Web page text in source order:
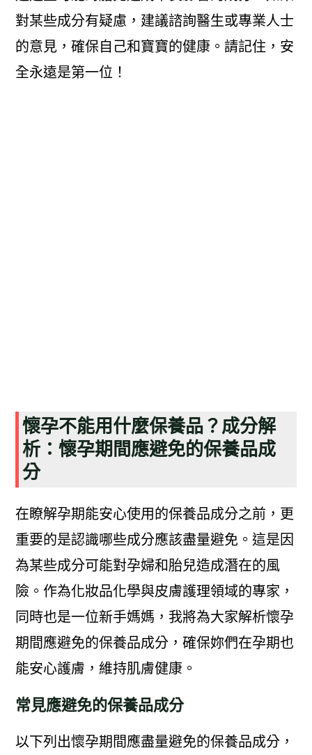
對某些成分有疑慮，建議諮詢醫生或專業人士
的意見，確保自己和寶寶的健康。請記住，安
全永遠是第一位！
懷孕不能用什麼保養品？成分解
析：懷孕期間應避免的保養品成
分
在瞭解孕期能安心使用的保養品成分之前，更
重要的是認識哪些成分應該盡量避免。這是因
為某些成分可能對孕婦和胎兒造成潛在的風
險。作為化妝品化學與皮膚護理領域的專家，
同時也是一位新手媽媽，我將為大家解析懷孕
期間應避免的保養品成分，確保妳們在孕期也
能安心護膚，維持肌膚健康。
常見應避免的保養品成分
以下列出懷孕期間應盡量避免的保養品成分，